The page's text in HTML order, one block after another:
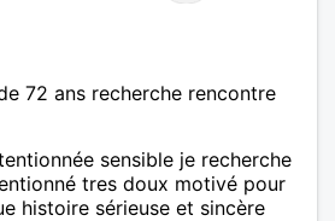
72 ans recherche rencontre
sensible je recherche
tres doux motivé pour
histoire sérieuse et sincère